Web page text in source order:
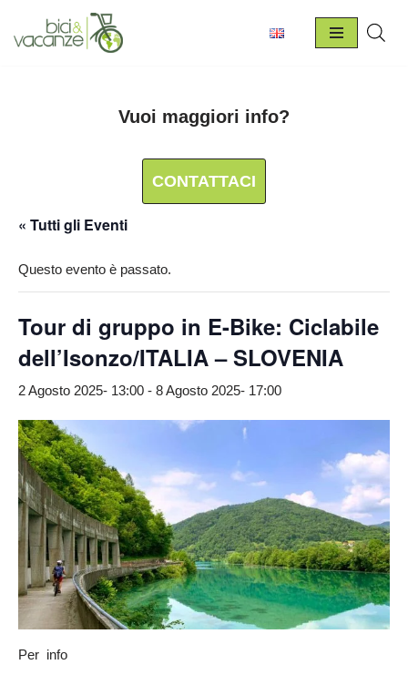
Vai
Vuoi maggiori info?
CONTATTACI
« Tutti gli Eventi
Questo evento è passato.
Tour di gruppo in E-Bike: Ciclabile
dell’Isonzo/ITALIA – SLOVENIA
2 Agosto 2025- 13:00 - 8 Agosto 2025- 17:00
Per info